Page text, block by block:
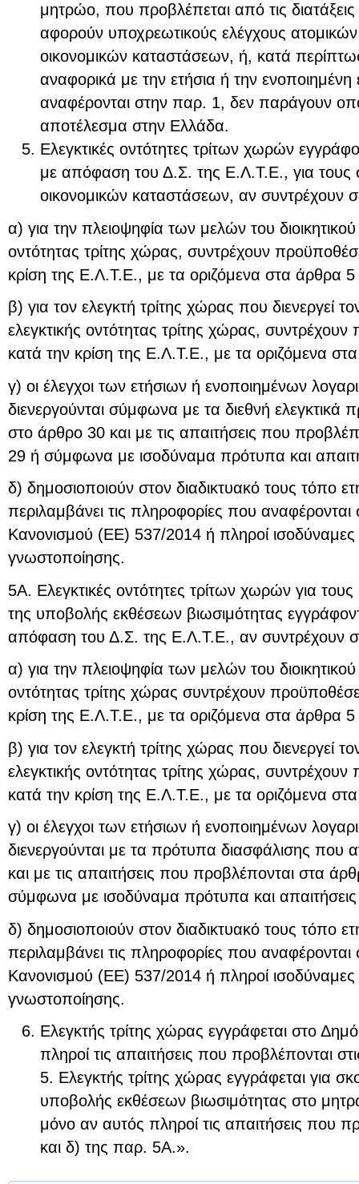
μητρώο, που προβλέπεται από τις
αφορούν υποχρεωτικούς ελέγχους
οικονομικών καταστάσεων, ή, κατά
αναφορικά με την ετήσια ή την
αναφέρονται στην παρ. 1, δεν παράγουν
αποτέλεσμα στην Ελλάδα.
Ελεγκτικές οντότητες τρίτων χωρών
με απόφαση του Δ.Σ. της Ε.Λ.Τ.Ε., για τους
οικονομικών καταστάσεων, αν συντρέχουν
α) για την πλειοψηφία των μελών του
οντότητας τρίτης χώρας, συντρέχουν
κρίση της Ε.Λ.Τ.Ε., με τα οριζόμενα στα άρθρα
β) για τον ελεγκτή τρίτης χώρας που διενεργεί
ελεγκτικής οντότητας τρίτης χώρας,
κατά την κρίση της Ε.Λ.Τ.Ε., με τα οριζόμενα
γ) οι έλεγχοι των ετήσιων ή ενοποιημένων
διενεργούνται σύμφωνα με τα διεθνή
στο άρθρο 30 και με τις απαιτήσεις που
29 ή σύμφωνα με ισοδύναμα πρότυπα και
δ) δημοσιοποιούν στον διαδικτυακό τους τόπο
περιλαμβάνει τις πληροφορίες που
Κανονισμού (ΕΕ) 537/2014 ή πληροί ισοδύναμες
γνωστοποίησης.
5Α. Ελεγκτικές οντότητες τρίτων χωρών για
της υποβολής εκθέσεων βιωσιμότητας
απόφαση του Δ.Σ. της Ε.Λ.Τ.Ε., αν συντρέχουν
α) για την πλειοψηφία των μελών του
οντότητας τρίτης χώρας συντρέχουν
κρίση της Ε.Λ.Τ.Ε., με τα οριζόμενα στα άρθρα
β) για τον ελεγκτή τρίτης χώρας που διενεργεί
ελεγκτικής οντότητας τρίτης χώρας,
κατά την κρίση της Ε.Λ.Τ.Ε., με τα οριζόμενα
γ) οι έλεγχοι των ετήσιων ή ενοποιημένων
διενεργούνται με τα πρότυπα διασφάλισης που
και με τις απαιτήσεις που προβλέπονται στα
σύμφωνα με ισοδύναμα πρότυπα και απαιτήσεις
δ) δημοσιοποιούν στον διαδικτυακό τους τόπο
περιλαμβάνει τις πληροφορίες που
Κανονισμού (ΕΕ) 537/2014 ή πληροί ισοδύναμες
γνωστοποίησης.
Ελεγκτής τρίτης χώρας εγγράφεται στο
πληροί τις απαιτήσεις που προβλέπονται
5. Ελεγκτής τρίτης χώρας εγγράφεται για
υποβολής εκθέσεων βιωσιμότητας στο
μόνο αν αυτός πληροί τις απαιτήσεις που
και δ) της παρ. 5Α.».